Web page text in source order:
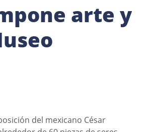
arte y
del mexicano César